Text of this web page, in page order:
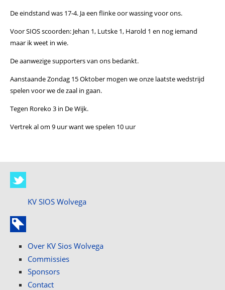
De eindstand was 17-4. Ja een flinke oor wassing voor ons.
Voor SIOS scoorden: Jehan 1, Lutske 1, Harold 1 en nog iemand
maar ik weet in wie.
De aanwezige supporters van ons bedankt.
Aanstaande Zondag 15 Oktober mogen we onze laatste wedstrijd
spelen voor we de zaal in gaan.
Tegen Roreko 3 in De Wijk.
Vertrek al om 9 uur want we spelen 10 uur
KV SIOS Wolvega
Over KV Sios Wolvega
Commissies
Sponsors
Contact